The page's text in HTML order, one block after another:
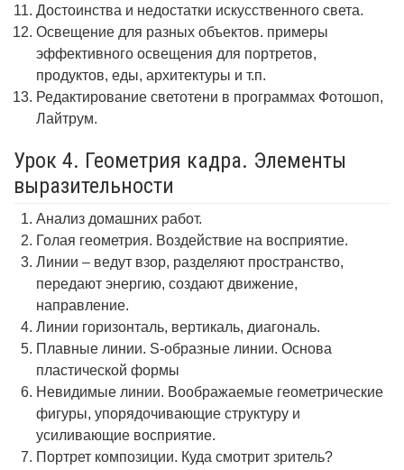
Достоинства и недостатки искусственного света.
Освещение для разных объектов. примеры
эффективного освещения для портретов,
продуктов, еды, архитектуры и т.п.
Редактирование светотени в программах Фотошоп,
Лайтрум.
Урок 4. Геометрия кадра. Элементы
выразительности
Анализ домашних работ.
Голая геометрия. Воздействие на восприятие.
Линии – ведут взор, разделяют пространство,
передают энергию, создают движение,
направление.
Линии горизонталь, вертикаль, диагональ.
Плавные линии. S-образные линии. Основа
пластической формы
Невидимые линии. Воображаемые геометрические
фигуры, упорядочивающие структуру и
усиливающие восприятие.
Портрет композиции. Куда смотрит зритель?